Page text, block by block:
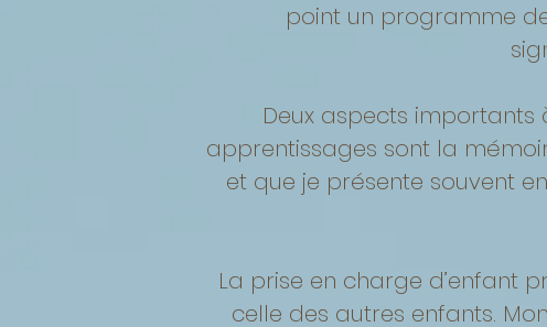
point un programme
Deux aspects
apprentissages sont la
et que je présente souvent
La prise en charge d’enfant
celle des autres enfants.